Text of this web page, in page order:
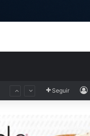
Seguir